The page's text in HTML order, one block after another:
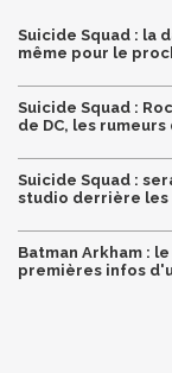
Suicide Squad : la
même pour le
Suicide Squad :
de DC, les
Suicide Squad :
studio derrière les
Batman Arkham :
premières infos